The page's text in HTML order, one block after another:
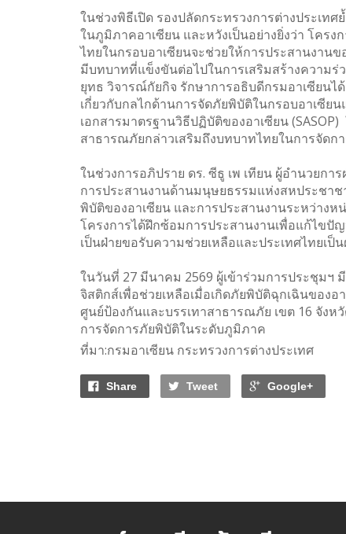
ในช่วงพิธีเปิด รองปลัดกระทรวงการต่างประเ
ในภูมิภาคอาเซียน และหวังเป็นอย่างยิ่งว่า โคร
ไทยในกรอบอาเซียนจะช่วยให้การประสานงา
มีบทบาทที่แข็งขันต่อไปในการเสริมสร้างความ
ยุทธ วิจารณ์กัยกิจ รักษาการอธิบดีกรมอาเซียนไ
เกี่ยวกับกลไกด้านการจัดภัยพิบัติในกรอบอาเซีย
เอกสารมาตรฐานวิธีปฏิบัติของอาเซียน
สาธารณภัยกล่าวเสริมถึงบทบาทไทยในการจัดก
ในช่วงการอภิปราย ดร. ซีธู เพ เทียน ผู้อำนวยก
การประสานงานด้านมนุษยธรรมแห่งสหประชา
พิบัติของอาเซียน และการประสานงานระหว่างห
โครงการได้ฝึกซ้อมการประสานงานเพื่อแก้ไขปั
เป็นฝ่ายขอรับความช่วยเหลือและประเทศไทยเป็
ในวันที่ 27 มีนาคม 2569 ผู้เข้าร่วมการประชุมฯ
จิสติกส์เพื่อช่วยเหลือเมื่อเกิดภัยพิบัติฉุกเฉินของอ
ศูนย์ป้องกันและบรรเทาสาธารณภัย เขต 16 จังห
การจัดการภัยพิบัติในระดับภูมิภาค
ที่มา:กรมอาเซียน กระทรวงการต่างประเทศ
Share Tweet Google+